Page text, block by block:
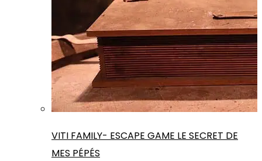
VITI FAMILY- ESCAPE GAME LE SECRET DE
MES PÉPÉS